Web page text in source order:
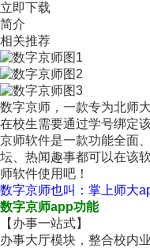
立即下载
简介
相关推荐
数字京师，一款专为北师
在校生需要通过学号绑定
京师软件是一款功能全面
坛、热闻趣事都可以在该
师软件使用吧！
数字京师也叫：掌上师大
数字京师app功能
【办事一站式】
办事大厅模块，整合校内